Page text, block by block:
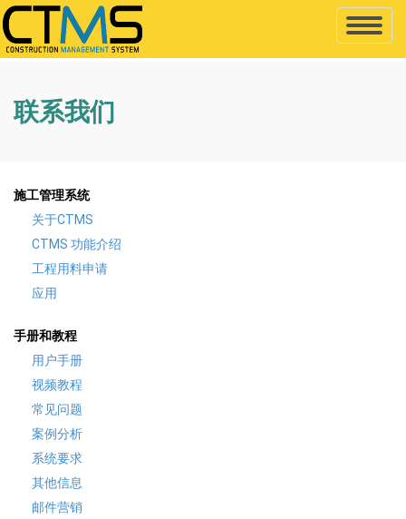
Toggle
联系我们
施工管理系统
关于CTMS
CTMS 功能介绍
工程用料申请
应用
手册和教程
用户手册
视频教程
常见问题
案例分析
系统要求
其他信息
邮件营销